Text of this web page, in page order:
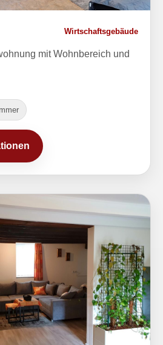
Wirtschaftsgebäude
mit Wohnbereich und